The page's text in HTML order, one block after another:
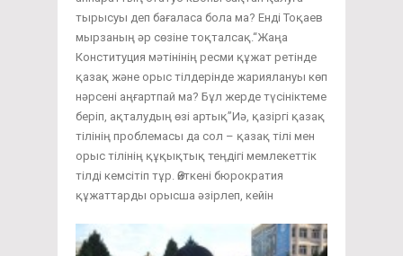
тырысуы деп бағаласа бола ма? Енді Тоқаев
мырзаның әр сөзіне тоқталсақ.“Жаңа
Конституция мәтінінің ресми құжат ретінде
қазақ және орыс тілдерінде жариялануы көп
нәрсені аңғартпай ма? Бұл жерде түсініктеме
беріп, ақталудың өзі артық”Иә, қазіргі қазақ
тілінің проблемасы да сол – қазақ тілі мен
орыс тілінің құқықтық теңдігі мемлекеттік
тілді кемсітіп тұр. Өйткені бюрократия
құжаттарды орысша әзірлеп, кейін